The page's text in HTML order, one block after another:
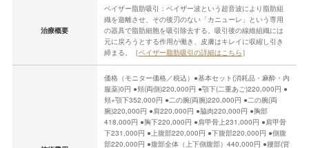
治療概要
ベイザー脂肪吸引：ベイザー波という超音波により脂肪組
織を遊離させ、その後刃のない「カニューレ」という専用
の器具で脂肪細胞を吸引除去する。吸引後の線維組織には
元に戻ろうとする作用が働き、皮膚はキレイに収縮し引き
締まる。［ベイザー脂肪吸引の詳細はこちら］
価格（モニター価格／税込）●基本セット(消耗品・麻酔・内
服薬)0円 ●頬(両側)220,000円 ●顎下(二重あご)220,000円 ●
頬+顎下352,000円 ●二の腕(両腕)220,000円 ●二の腕(両
腕)220,000円 ●肩220,000円 ●脇肉220,000円 ●胸部
418,000円 ●胸下220,000円 ●肩甲骨上231,000円 ●肩甲骨
下231,000円 ●上腹部220,000円 ●下腹部220,000円 ●側腹
部220,000円 ●腹部全体（上下側腹部）440,000円 ●腰部(背